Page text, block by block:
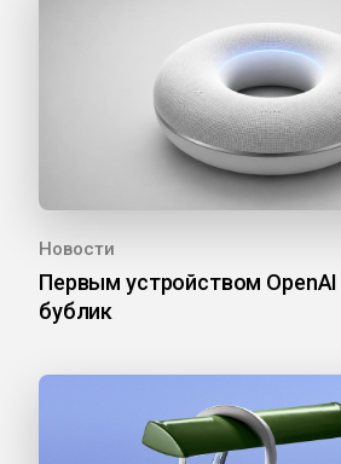
Новости
Первым устройством
бублик